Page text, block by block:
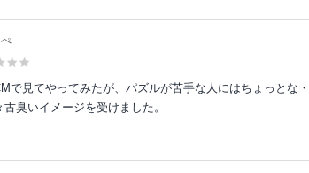
で見てやってみたが、パズルが苦手な人にはちょっとな・
古臭いイメージを受けました。